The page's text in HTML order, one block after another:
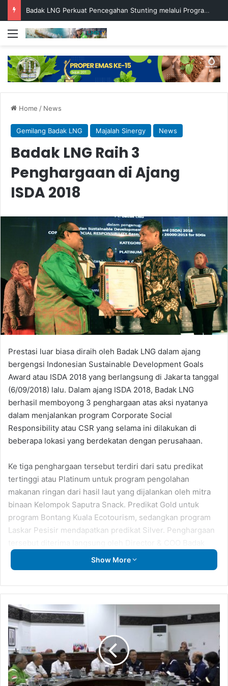
Badak LNG Perkuat Pencegahan Stunting melalui Program Akar Ranting
Menu
Home / News
Gemilang Badak LNG Majalah Sinergy News
Badak LNG Raih 3
Penghargaan di Ajang
ISDA 2018
Prestasi luar biasa diraih oleh Badak LNG dalam ajang
bergengsi Indonesian Sustainable Development Goals
Award atau ISDA 2018 yang berlangsung di Jakarta tanggal
(6/09/2018) lalu. Dalam ajang ISDA 2018, Badak LNG
berhasil memboyong 3 penghargaan atas aksi nyatanya
dalam menjalankan program Corporate Social
Responsibility atau CSR yang selama ini dilakukan di
beberapa lokasi yang berdekatan dengan perusahaan.
Ke tiga penghargaan tersebut terdiri dari satu predikat
tertinggi atau Platinum untuk program pengolahan
makanan ringan dari hasil laut yang dijalankan oleh mitra
binaan Kelompok Saputra Snack. Predikat Gold untuk
program Bontang Kuala Ecotourism, sedangkan program
Laskar Pesisir mendapatkan predikat Silver. Penghargaan
LNG Gitut Yuliaskar.
Show More
Rombongan
Eni
Muara
Bakau
Kunjungi
Badak
LNG